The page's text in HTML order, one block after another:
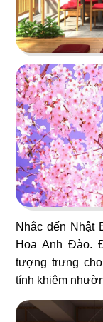
Nhắc đến Nhật
Hoa Anh Đào.
tượng trưng
tính khiêm
71
BANGKOK
Nhà hàng Thái
73
KOBE LEGEND
Nhà hàng Nhật